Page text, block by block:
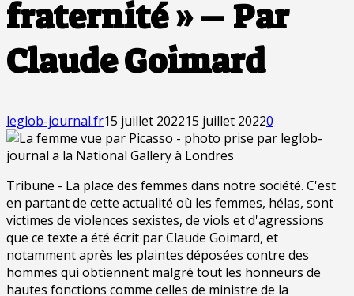
fraternité » – Par
Claude Goimard
leglob-journal.fr15 juillet 202215 juillet 20220
Tribune - La place des femmes dans notre société. C'est
en partant de cette actualité où les femmes, hélas, sont
victimes de violences sexistes, de viols et d'agressions
que ce texte a été écrit par Claude Goimard, et
notamment après les plaintes déposées contre des
hommes qui obtiennent malgré tout les honneurs de
hautes fonctions comme celles de ministre de la